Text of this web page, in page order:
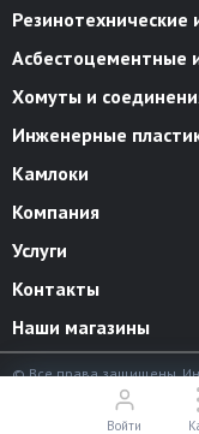
Резинотехнические
Асбестоцементные
Хомуты и
Инженерные
Камлоки
Компания
Услуги
Контакты
Наши магазины
© Все права защищены.
законом об авторских
Разработано в «АЛЬФА
Войти